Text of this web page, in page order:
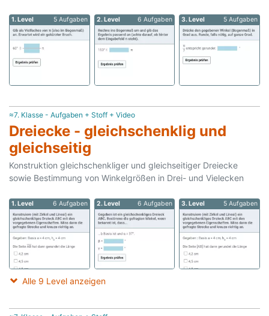
1. Level 5 Aufgaben 2. Level 6 Aufgaben 3. Level 5 Aufgaben
≈7. Klasse - Aufgaben + Stoff + Video
Dreiecke - gleichschenklig und
gleichseitig
Konstruktion gleichschenkliger und gleichseitiger Dreiecke
sowie Bestimmung von Winkelgrößen in Drei- und Vielecken
1. Level 6 Aufgaben 2. Level 6 Aufgaben 3. Level 5 Aufgaben
Alle 9 Level anzeigen